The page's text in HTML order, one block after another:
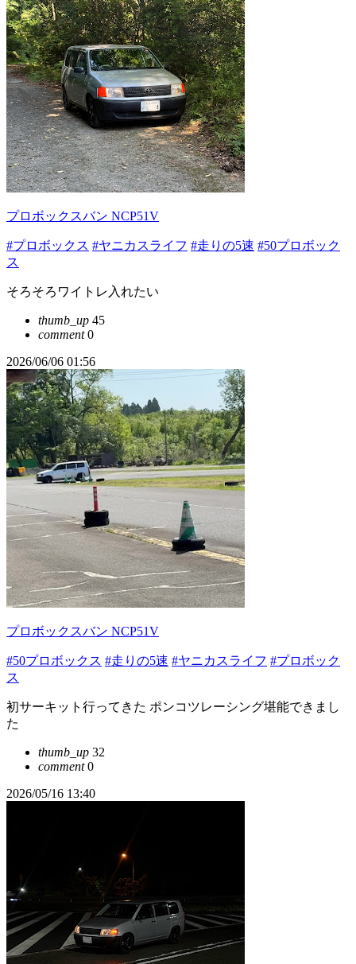
プロボックスバン NCP51V
#プロボックス #ヤニカスライフ #走りの5速 #50プロボック
ス
そろそろワイトレ入れたい
thumb_up 45
comment0
2026/06/06 01:56
プロボックスバン NCP51V
#50プロボックス #走りの5速 #ヤニカスライフ #プロボック
ス
初サーキット行ってきた ポンコツレーシング堪能できまし
た
thumb_up 32
comment0
2026/05/16 13:40